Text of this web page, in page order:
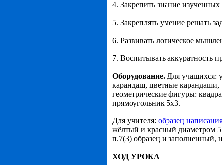
4. Закрепить знание
5. Закреплять умение решать
6. Развивать логическое
7. Воспитывать аккуратность
Оборудование. Для учащихся:
карандаш, цветные карандаши,
геометрические фигуры:
прямоугольник 5х3.
Для учителя: образец
жёлтый и красный диаметром
п.7(3) образец и заполненный,
ХОД УРОКА